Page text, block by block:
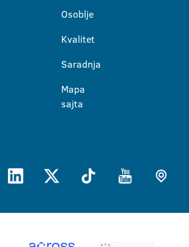
Osoblje
Kvalitet
Saradnja
Mapa
sajta